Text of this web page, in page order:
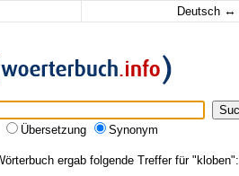
Deutsch ↔
Übersetzung
Synonym
ergab folgende Treffer für "kloben":